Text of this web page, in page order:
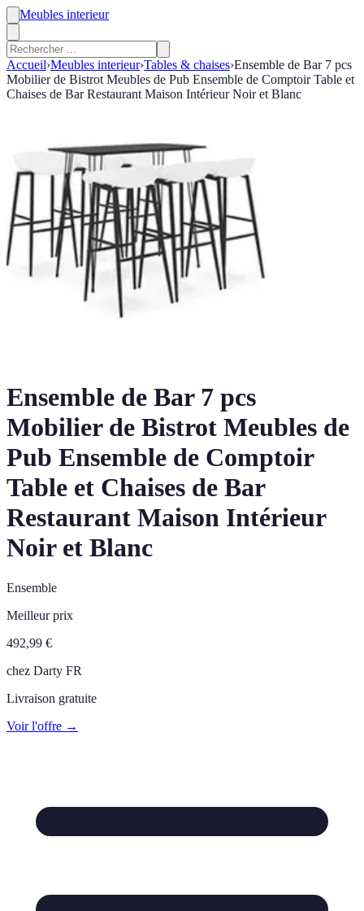
Meubles interieur
Accueil›Meubles interieur›Tables & chaises›Ensemble de Bar 7 pcs
Mobilier de Bistrot Meubles de Pub Ensemble de Comptoir Table et
Chaises de Bar Restaurant Maison Intérieur Noir et Blanc
Ensemble de Bar 7 pcs
Mobilier de Bistrot Meubles de
Pub Ensemble de Comptoir
Table et Chaises de Bar
Restaurant Maison Intérieur
Noir et Blanc
Ensemble
Meilleur prix
492,99 €
chez Darty FR
Livraison gratuite
Voir l'offre →